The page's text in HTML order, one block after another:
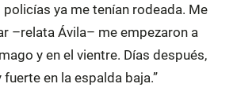
ya me tenían rodeada. Me
–relata Ávila– me empezaron a
y en el vientre. Días después,
en la espalda baja.”